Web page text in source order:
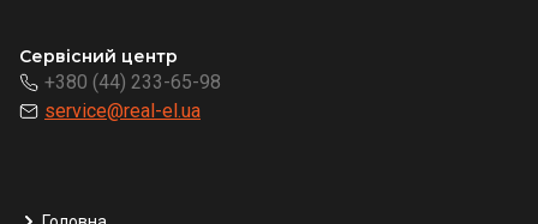
Сервісний центр
+380 (44) 233-65-98
service@real-el.ua